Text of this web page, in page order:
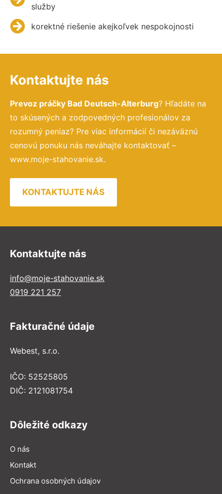
služby
korektné riešenie akejkoľvek nespokojnosti
Kontaktujte nás
Prevoz práčky Bad Deutsch-Alterburg? Hľadáte na
to skúsených a zodpovedných profesionálov za
rozumný peniaz? Pre viac informácií či nezáväznú
cenovú ponuku nás neváhajte kontaktovať –
www.moje-stahovanie.sk.
KONTAKTUJTE NÁS
Kontaktujte nás
info@moje-stahovanie.sk
0919 221 257
Fakturačné údaje
Webest, s.r.o.
IČO: 52525805
DIČ: 2121081754
Dôležité odkazy
O nás
Kontakt
Ochrana osobných údajov